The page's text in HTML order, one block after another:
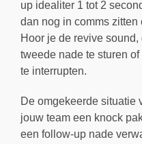
up idealiter 1 tot 2
dan nog in comms
Hoor je de revive
tweede nade te sturen
te interrupten.
De omgekeerde situatie
jouw team een knock
een follow-up nade